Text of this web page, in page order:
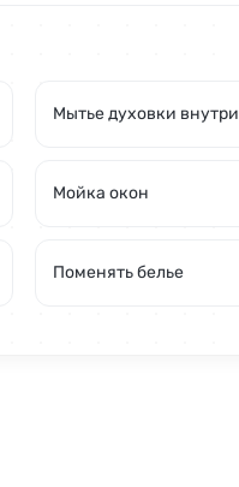
Мытье духовки внутри
Мойка окон
Поменять белье